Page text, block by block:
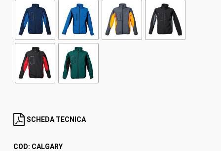
SCHEDA TECNICA
COD: CALGARY